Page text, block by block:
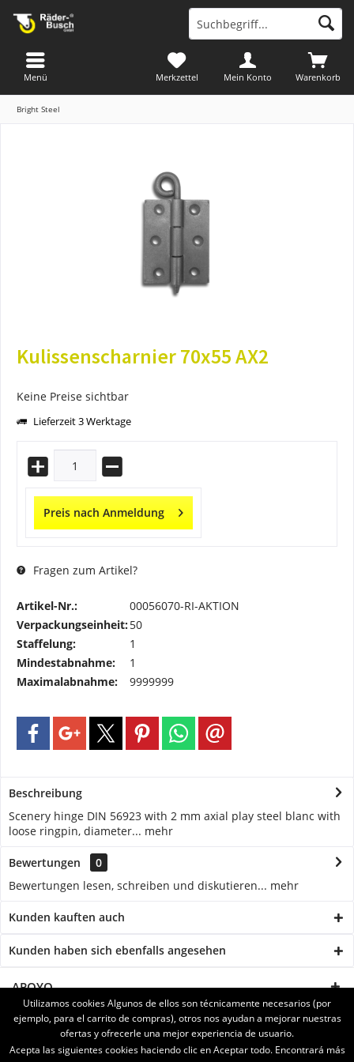
Warenkorb
Merkzettel Mein Konto
Menü
Bright Steel
Kulissenscharnier 70x55 AX2
Keine Preise sichtbar
Lieferzeit 3 Werktage
Preis nach Anmeldung
Fragen zum Artikel?
Artikel-Nr.:
00056070-RI-AKTION
Verpackungseinheit:50
Staffelung:
1
Mindestabnahme:
1
Maximalabnahme:
9999999
Beschreibung
Scenery hinge DIN 56923 with 2 mm axial play steel blanc with
loose ringpin, diameter... mehr
Bewertungen
0
Bewertungen lesen, schreiben und diskutieren... mehr
Kunden kauften auch
Kunden haben sich ebenfalls angesehen
APOYO
SERVICE
Utilizamos cookies Algunos de ellos son técnicamente necesarios (por
ejemplo, para el carrito de compras), otros nos ayudan a mejorar nuestras
ofertas y ofrecerle una mejor experiencia de usuario.
Acepta las siguientes cookies haciendo clic en Aceptar todo. Encontrará más